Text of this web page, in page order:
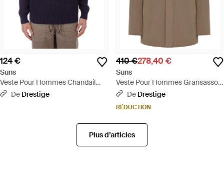
124 €
Suns
Veste Pour Hommes Chandail
Carlos Cote Bleu Fonce - Bleu
De Drestige
410 €278,40 €
Suns
Veste Pour Hommes Gransasso
Fur Fossil - Marron
De Drestige
RÉDUCTION
Plus d’articles